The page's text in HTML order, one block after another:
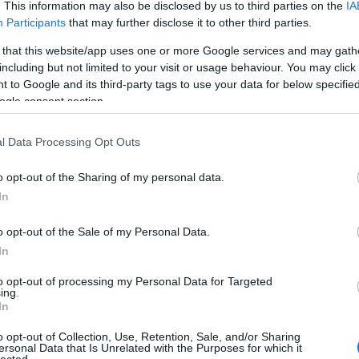
This information may also be disclosed by us to third parties on the
Participants that may further disclose it to other third parties.
that this website/app uses one or more Google services and may
but not limited to your visit or usage behaviour. You may
to Google and its third-party tags to use your data for below
consent section.
Data Processing Opt Outs
opt-out of the Sharing of my personal data.
opt-out of the Sale of my Personal Data.
opt-out of processing my Personal Data for Targeted
opt-out of Collection, Use, Retention, Sale, and/or Sharing
Data that Is Unrelated with the Purposes for which it
2020. dec 21.
Alpakafarm a Stájer-
Alpokban
írta:ElekesBalázs
kempingjében, hogy a rezidenciánkat száz
kilométerrel odébb,Angerfalucska parányi,
a